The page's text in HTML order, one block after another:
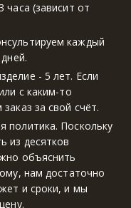
(зависит от
каждый
- 5 лет. Если
с каким-то
за свой счёт.
политика. Поскольку
из десятков
объяснить
нам достаточно
и сроки, и мы